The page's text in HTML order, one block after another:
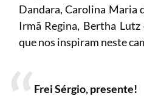
Dandara, Carolina Maria
Irmã Regina, Bertha
que nos inspiram neste
Frei Sérgio, presente!